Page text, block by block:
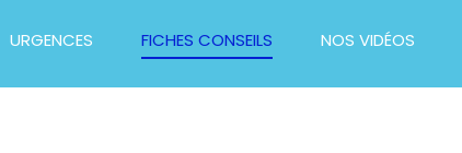
URGENCES FICHES CONSEILS NOS VIDÉOS